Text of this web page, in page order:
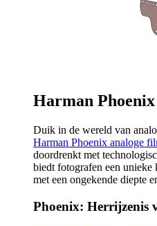
Harman
Duik in de wereld van
Harman Phoenix analoge
doordrenkt met
biedt fotografen een unieke
met een ongekende diepte
Phoenix: Herrijzenis